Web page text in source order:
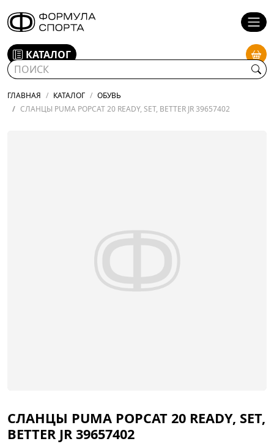
КАТАЛОГ
ГЛАВНАЯ КАТАЛОГ
ОБУВЬ
СЛАНЦЫ PUMA POPCAT 20 READY, SET, BETTER JR 39657402
СЛАНЦЫ PUMA POPCAT 20 READY, SET,
BETTER JR 39657402